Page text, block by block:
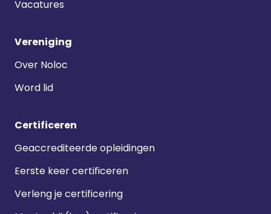
Vacatures
Vereniging
Over Noloc
Word lid
Certificeren
Geaccrediteerde opleidingen
Eerste keer certificeren
Verleng je certificering